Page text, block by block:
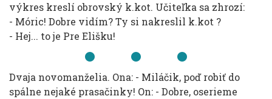
výkres kreslí obrovský k.kot. Učiteľka sa zhrozí:
- Móric! Dobre vidím? Ty si nakreslil k.kot ?
- Hej... to je Pre Elišku!
Dvaja novomanželia. Ona: - Miláčik, poď robiť do
spálne nejaké prasačinky! On: - Dobre, oserieme